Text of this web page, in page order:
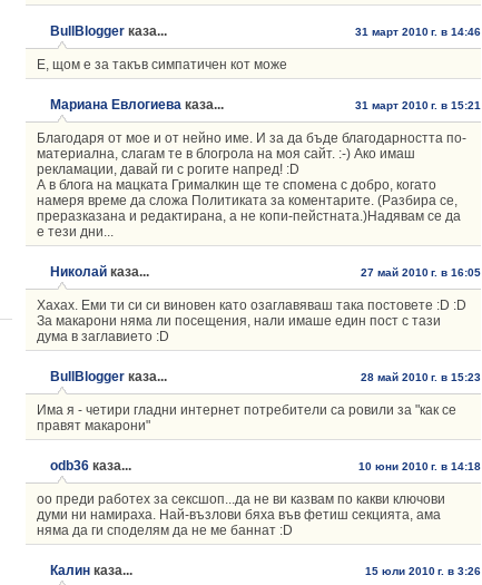
BullBlogger каза... 31 март 2010 г. в 14:46
Е, щом е за такъв симпатичен кот може
Мариана Евлогиева каза... 31 март 2010 г. в 15:21
Благодаря от мое и от нейно име. И за да бъде благодарността по-
материална, слагам те в блогрола на моя сайт. :-) Ако имаш
рекламации, давай ги с рогите напред! :D
А в блога на мацката Грималкин ще те спомена с добро, когато
намеря време да сложа Политиката за коментарите. (Разбира се,
преразказана и редактирана, а не копи-пейстната.)Надявам се да
е тези дни...
Николай каза... 27 май 2010 г. в 16:05
Хахах. Еми ти си си виновен като озаглавяваш така постовете :D :D
За макарони няма ли посещения, нали имаше един пост с тази
дума в заглавието :D
BullBlogger каза... 28 май 2010 г. в 15:23
Има я - четири гладни интернет потребители са ровили за "как се
правят макарони"
odb36 каза... 10 юни 2010 г. в 14:18
оо преди работех за сексшоп...да не ви казвам по какви ключови
думи ни намираха. Най-възлови бяха във фетиш секцията, ама
няма да ги споделям да не ме баннат :D
Калин каза... 15 юли 2010 г. в 3:26